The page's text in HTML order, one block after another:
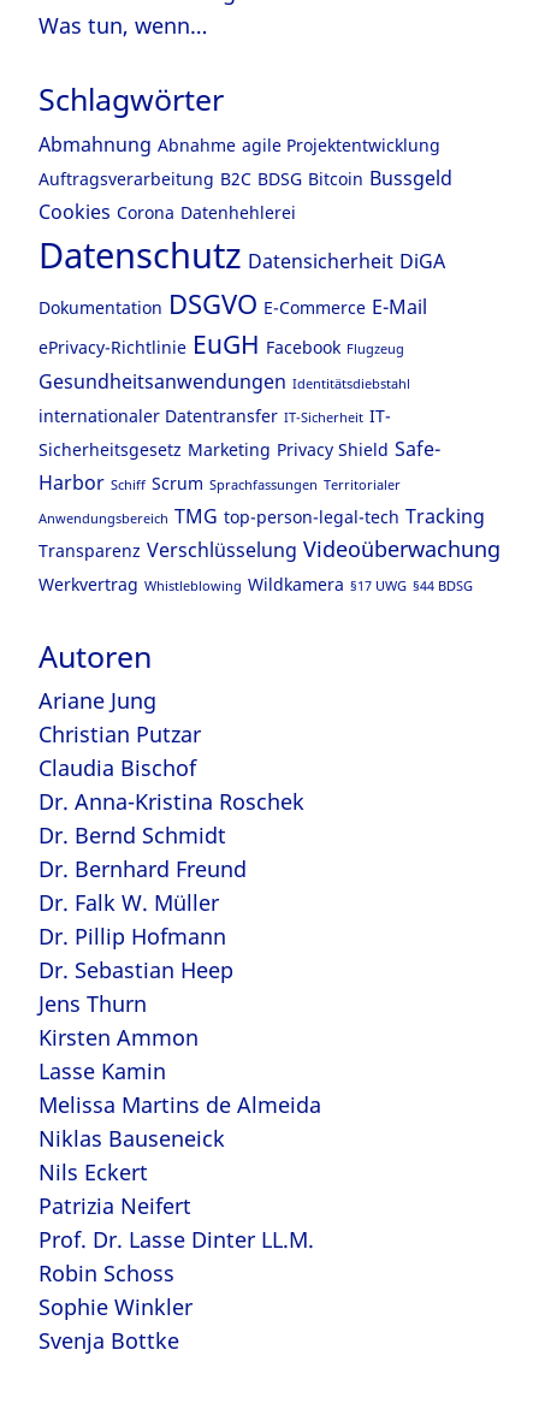
Was tun, wenn…
Schlagwörter
Abmahnung Abnahme agile Projektentwicklung
Auftragsverarbeitung B2C BDSG Bitcoin Bussgeld
Cookies Corona Datenhehlerei
Datenschutz Datensicherheit DiGA
Dokumentation DSGVO E-Commerce E-Mail
ePrivacy-Richtlinie EuGH Facebook Flugzeug
Gesundheitsanwendungen Identitätsdiebstahl
internationaler Datentransfer IT-Sicherheit IT-
Sicherheitsgesetz Marketing Privacy Shield Safe-
Harbor Schiff Scrum Sprachfassungen Territorialer
Anwendungsbereich TMG top-person-legal-tech Tracking
Transparenz Verschlüsselung Videoüberwachung
Werkvertrag Whistleblowing Wildkamera §17 UWG §44 BDSG
Autoren
Ariane Jung
Christian Putzar
Claudia Bischof
Dr. Anna-Kristina Roschek
Dr. Bernd Schmidt
Dr. Bernhard Freund
Dr. Falk W. Müller
Dr. Pillip Hofmann
Dr. Sebastian Heep
Jens Thurn
Kirsten Ammon
Lasse Kamin
Melissa Martins de Almeida
Niklas Bauseneick
Nils Eckert
Patrizia Neifert
Prof. Dr. Lasse Dinter LL.M.
Robin Schoss
Sophie Winkler
Svenja Bottke